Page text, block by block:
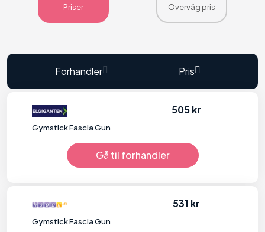
Priser Overvåg pris
Forhandler Pris
Gymstick Fascia Gun
505 kr
Gå til forhandler
Gymstick Fascia Gun
531 kr